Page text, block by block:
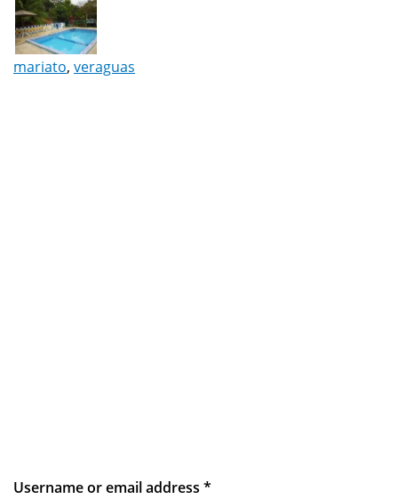
mariato, veraguas
Username or email address *